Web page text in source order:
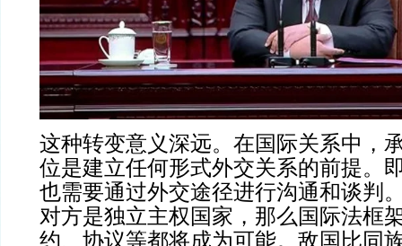
这种转变意义深远。在国际关系中，
位是建立任何形式外交关系的前提。
也需要通过外交途径进行沟通和谈判
对方是独立主权国家，那么国际法框
约、协议等都将成为可能。敌国比同